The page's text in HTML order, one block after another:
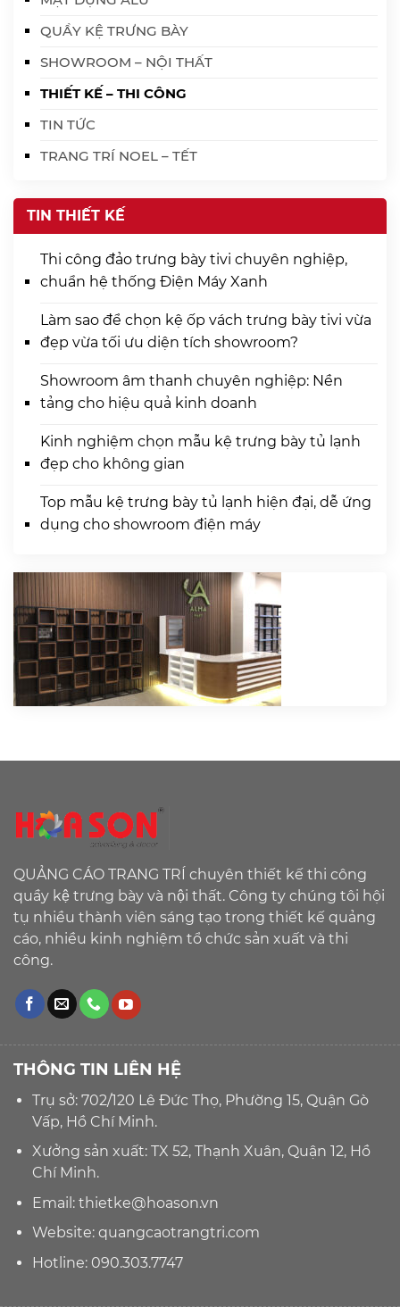
QUẦY KỆ TRƯNG BÀY
SHOWROOM – NỘI THẤT
THIẾT KẾ – THI CÔNG
TIN TỨC
TRANG TRÍ NOEL – TẾT
TIN THIẾT KẾ
Thi công đảo trưng bày tivi chuyên nghiệp,
chuẩn hệ thống Điện Máy Xanh
Làm sao để chọn kệ ốp vách trưng bày tivi vừa
đẹp vừa tối ưu diện tích showroom?
Showroom âm thanh chuyên nghiệp: Nền
tảng cho hiệu quả kinh doanh
Kinh nghiệm chọn mẫu kệ trưng bày tủ lạnh
đẹp cho không gian
Top mẫu kệ trưng bày tủ lạnh hiện đại, dễ ứng
dụng cho showroom điện máy
QUẢNG CÁO TRANG TRÍ chuyên thiết kế thi công
quầy kệ trưng bày và nội thất. Công ty chúng tôi hội
tụ nhiều thành viên sáng tạo trong thiết kế quảng
cáo, nhiều kinh nghiệm tổ chức sản xuất và thi
công.
THÔNG TIN LIÊN HỆ
Trụ sở: 702/120 Lê Đức Thọ, Phường 15, Quận Gò
Vấp, Hồ Chí Minh.
Xưởng sản xuất: TX 52, Thạnh Xuân, Quận 12, Hồ
Chí Minh.
Email: thietke@hoason.vn
Website:quangcaotrangtri.com
Hotline: 090.303.7747